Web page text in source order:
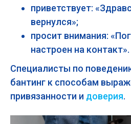
приветствует:
вернулся»;
просит внимания:
настроен на контакт».
Специалисты по
бантинг к способам
привязанности и доверия.